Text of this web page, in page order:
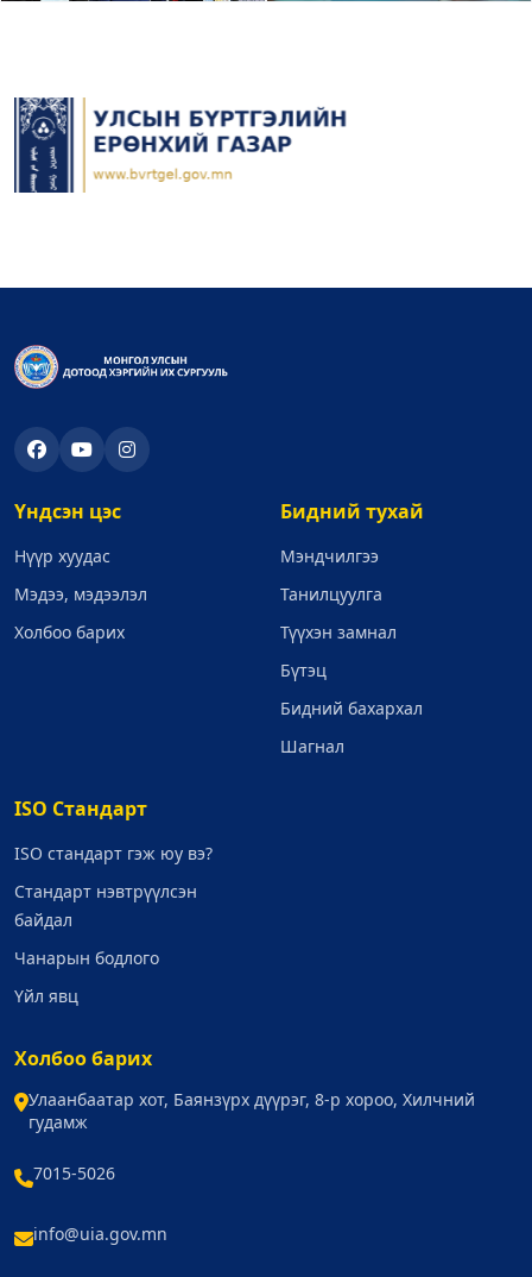
Үндсэн цэс
Нүүр хуудас
Мэдээ, мэдээлэл
Холбоо барих
Бидний тухай
Мэндчилгээ
Танилцуулга
Түүхэн замнал
Бүтэц
Бидний бахархал
Шагнал
ISO Стандарт
ISO стандарт гэж юу вэ?
Стандарт нэвтрүүлсэн
байдал
Чанарын бодлого
Үйл явц
Холбоо барих
Улаанбаатар хот, Баянзүрх дүүрэг, 8-р хороо, Хилчний
гудамж
7015-5026
info@uia.gov.mn